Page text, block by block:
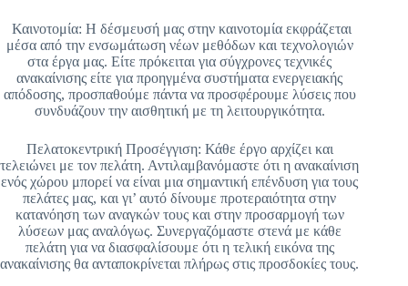
Καινοτομία: Η δέσμευσή μας στην καινοτομία εκφράζεται
μέσα από την ενσωμάτωση νέων μεθόδων και τεχνολογιών
στα έργα μας. Είτε πρόκειται για σύγχρονες τεχνικές
ανακαίνισης είτε για προηγμένα συστήματα ενεργειακής
απόδοσης, προσπαθούμε πάντα να προσφέρουμε λύσεις που
συνδυάζουν την αισθητική με τη λειτουργικότητα.
Πελατοκεντρική Προσέγγιση: Κάθε έργο αρχίζει και
τελειώνει με τον πελάτη. Αντιλαμβανόμαστε ότι η ανακαίνιση
ενός χώρου μπορεί να είναι μια σημαντική επένδυση για τους
πελάτες μας, και γι’ αυτό δίνουμε προτεραιότητα στην
κατανόηση των αναγκών τους και στην προσαρμογή των
λύσεων μας αναλόγως. Συνεργαζόμαστε στενά με κάθε
πελάτη για να διασφαλίσουμε ότι η τελική εικόνα της
ανακαίνισης θα ανταποκρίνεται πλήρως στις προσδοκίες τους.